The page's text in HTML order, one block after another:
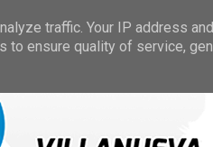
traffic. Your IP address
to ensure quality of service,